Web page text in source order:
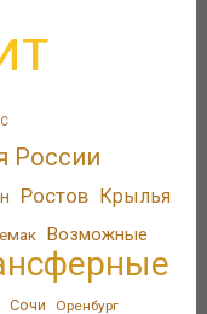
России
Ростов Крылья
Возможные
Сочи Оренбург